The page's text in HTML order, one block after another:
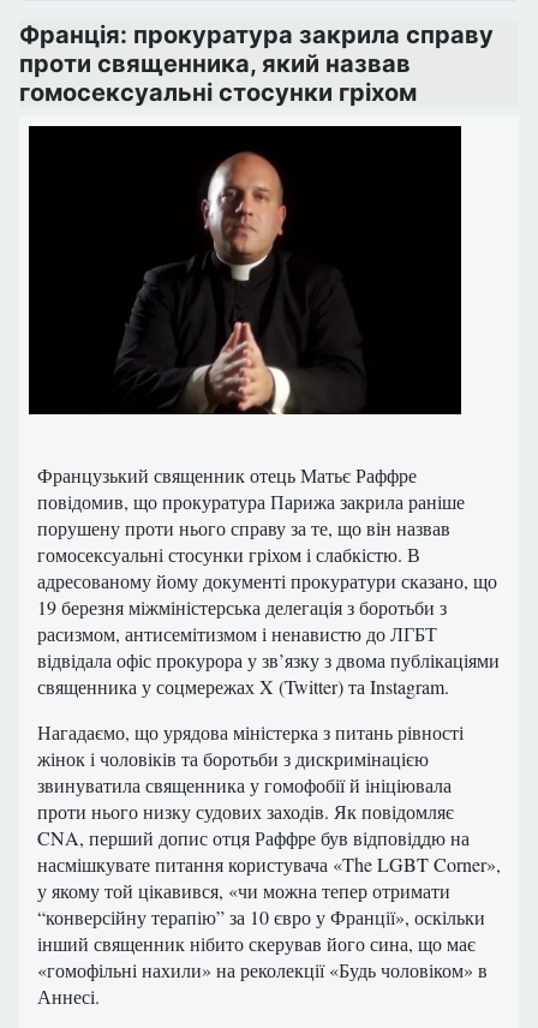
Франція: прокуратура закрила справу
проти священника, який назвав
гомосексуальні стосунки гріхом
Французький священник отець Матьє Раффре
повідомив, що прокуратура Парижа закрила раніше
порушену проти нього справу за те, що він назвав
гомосексуальні стосунки гріхом і слабкістю. В
адресованому йому документі прокуратури сказано, що
19 березня міжміністерська делегація з боротьби з
расизмом, антисемітизмом і ненавистю до ЛГБТ
відвідала офіс прокурора у зв’язку з двома публікаціями
священника у соцмережах X (Twitter) та Instagram.
Нагадаємо, що урядова міністерка з питань рівності
жінок і чоловіків та боротьби з дискримінацією
звинуватила священника у гомофобії й ініціювала
проти нього низку судових заходів. Як повідомляє
CNA, перший допис отця Раффре був відповіддю на
насмішкувате питання користувача «The LGBT Corner»,
у якому той цікавився, «чи можна тепер отримати
“конверсійну терапію” за 10 євро у Франції», оскільки
інший священник нібито скерував його сина, що має
«гомофільні нахили» на реколекції «Будь чоловіком» в
Аннесі.